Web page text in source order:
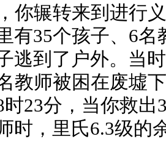
辗转来到进行义
有35个孩子、6
逃到了户外。当
教师被困在废墟
23分，当你救
时，里氏6.3级的